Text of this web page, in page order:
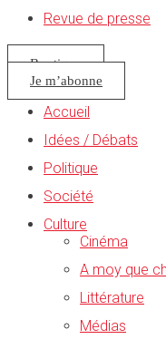
Revue de presse
Boutique
Je m’abonne
Accueil
Idées / Débats
Politique
Société
Culture
Cinéma
A moy que
Littérature
Médias